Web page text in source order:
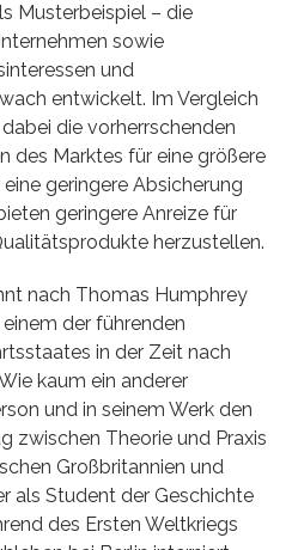
Musterbeispiel – die
sowie
und
entwickelt. Im Vergleich
die vorherrschenden
des Marktes für eine größere
geringere Absicherung
geringere Anreize für
herzustellen.
nach Thomas Humphrey
einem der führenden
in der Zeit nach
kaum ein anderer
und in seinem Werk den
zwischen Theorie und Praxis
Großbritannien und
als Student der Geschichte
des Ersten Weltkriegs